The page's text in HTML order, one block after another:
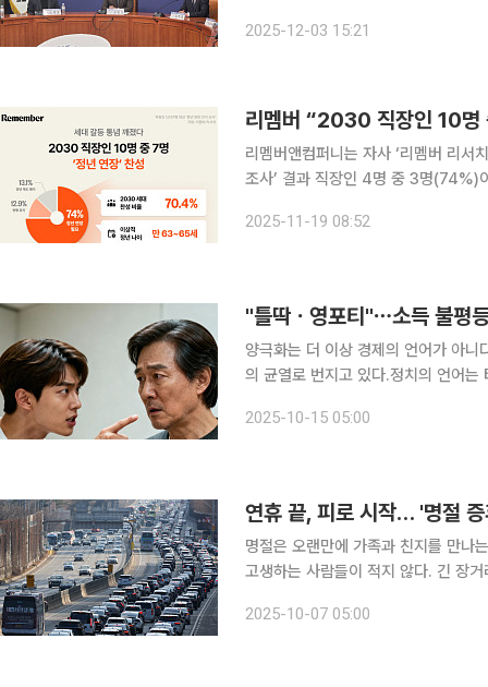
의원은 3일 오후 국회에서 열린 청년
2025-12-03 15:21
리멤버 “2030 직장인 10명
리멤버앤컴퍼니는 자사 ‘리멤버 리서
조사’ 결과 직장인 4명 중 3명(74%)이
의 폭넓은 공감대가 형성된 것으로 나
2025-11-19 08:52
양극화는 더 이상 경제의 언어가 아
의 균열로 번지고 있다.정치의 언어
동의 희망을 잃었다. 공존의 균형은
2025-10-15 05:00
연휴 끝, 피로 시작… '명절
명절은 오랜만에 가족과 친지를 만나
고생하는 사람들이 적지 않다. 긴 장
다. 실제로 ‘명절 증후군’은 설·추석
2025-10-07 05:00